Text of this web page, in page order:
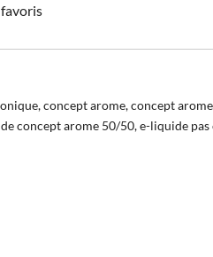
,concept arome,concept
concept arome 50/50,e-liquide pas